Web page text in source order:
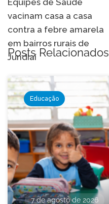
de
Post
Equipes de Saúde
vacinam casa a casa
contra a febre amarela
em bairros rurais de
Jundiaí
Posts Relacionados
Educação
7 de agosto de 2026